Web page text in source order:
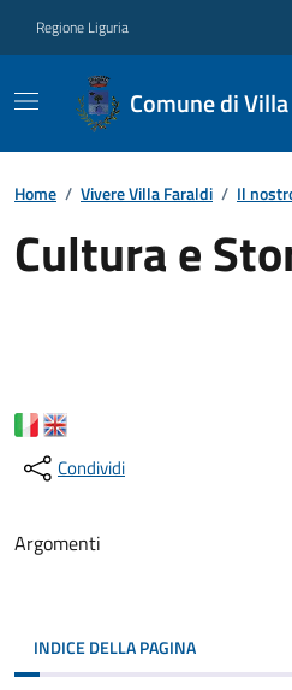
Regione Liguria
Comune di
Home / Vivere Villa Faraldi / Il
Cultura e
Condividi
Argomenti
INDICE DELLA PAGINA